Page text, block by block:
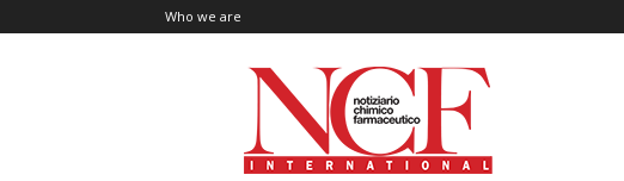
Who we are
NCF
International